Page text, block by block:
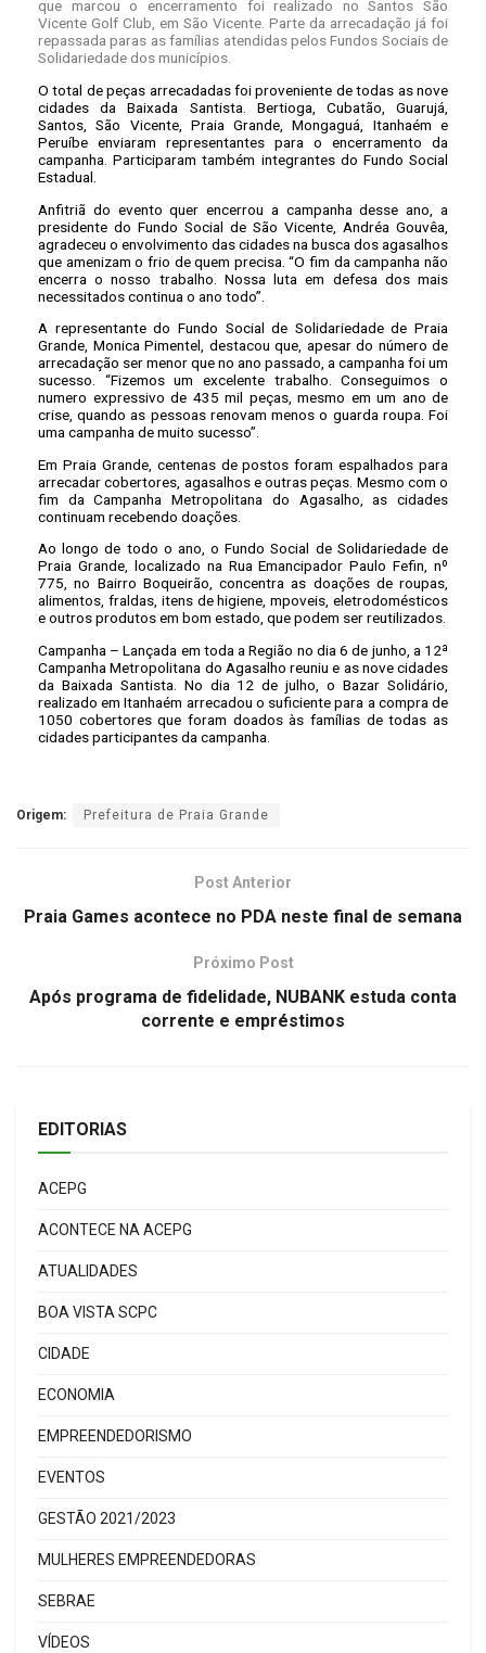
que marcou o encerramento foi realizado no Santos São
Vicente Golf Club, em São Vicente. Parte da arrecadação já foi
repassada paras as famílias atendidas pelos Fundos Sociais de
Solidariedade dos municípios.
O total de peças arrecadadas foi proveniente de todas as nove
cidades da Baixada Santista. Bertioga, Cubatão, Guarujá,
Santos, São Vicente, Praia Grande, Mongaguá, Itanhaém e
Peruíbe enviaram representantes para o encerramento da
campanha. Participaram também integrantes do Fundo Social
Estadual.
Anfitriã do evento quer encerrou a campanha desse ano, a
presidente do Fundo Social de São Vicente, Andréa Gouvêa,
agradeceu o envolvimento das cidades na busca dos agasalhos
que amenizam o frio de quem precisa. “O fim da campanha não
encerra o nosso trabalho. Nossa luta em defesa dos mais
necessitados continua o ano todo”.
A representante do Fundo Social de Solidariedade de Praia
Grande, Monica Pimentel, destacou que, apesar do número de
arrecadação ser menor que no ano passado, a campanha foi um
sucesso. “Fizemos um excelente trabalho. Conseguimos o
numero expressivo de 435 mil peças, mesmo em um ano de
crise, quando as pessoas renovam menos o guarda roupa. Foi
uma campanha de muito sucesso”.
Em Praia Grande, centenas de postos foram espalhados para
arrecadar cobertores, agasalhos e outras peças. Mesmo com o
fim da Campanha Metropolitana do Agasalho, as cidades
continuam recebendo doações.
Ao longo de todo o ano, o Fundo Social de Solidariedade de
Praia Grande, localizado na Rua Emancipador Paulo Fefin, nº
775, no Bairro Boqueirão, concentra as doações de roupas,
alimentos, fraldas, itens de higiene, mpoveis, eletrodomésticos
e outros produtos em bom estado, que podem ser reutilizados.
Campanha – Lançada em toda a Região no dia 6 de junho, a 12ª
Campanha Metropolitana do Agasalho reuniu e as nove cidades
da Baixada Santista. No dia 12 de julho, o Bazar Solidário,
realizado em Itanhaém arrecadou o suficiente para a compra de
1050 cobertores que foram doados às famílias de todas as
cidades participantes da campanha.
Origem: Prefeitura de Praia Grande
Post Anterior
Praia Games acontece no PDA neste final de semana
Próximo Post
Após programa de fidelidade, NUBANK estuda conta
corrente e empréstimos
EDITORIAS
ACEPG
ACONTECE NA ACEPG
ATUALIDADES
BOA VISTA SCPC
CIDADE
ECONOMIA
EMPREENDEDORISMO
EVENTOS
GESTÃO 2021/2023
MULHERES EMPREENDEDORAS
SEBRAE
VÍDEOS